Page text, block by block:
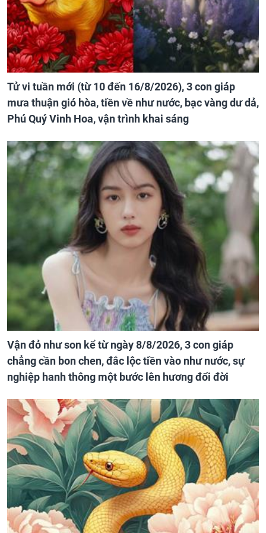
Tử vi tuần mới (từ 10 đến 16/8/2026), 3 con giáp
mưa thuận gió hòa, tiền về như nước, bạc vàng dư dả,
Phú Quý Vinh Hoa, vận trình khai sáng
Vận đỏ như son kể từ ngày 8/8/2026, 3 con giáp
chẳng cần bon chen, đắc lộc tiền vào như nước, sự
nghiệp hanh thông một bước lên hương đổi đời